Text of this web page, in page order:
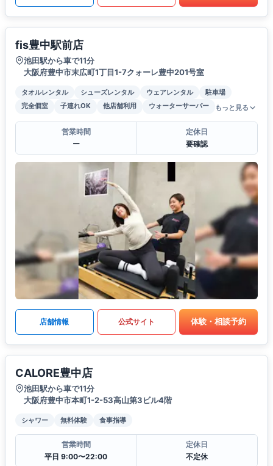
fis豊中駅前店
池田駅から車で11分
大阪府豊中市末広町1丁目1-7クォーレ豊中201号室
タオルレンタル シューズレンタル ウェアレンタル
駐車場
完全個室
子連れOK 他店舗利用 ウォーターサーバー もっと見る
営業時間
ー
定休日
要確認
店舗情報 公式サイト 体験・相談予約
CALORE豊中店
池田駅から車で11分
大阪府豊中市本町1-2-53高山第3ビル4階
シャワー 無料体験 食事指導
営業時間
平日 9:00〜22:00
定休日
不定休